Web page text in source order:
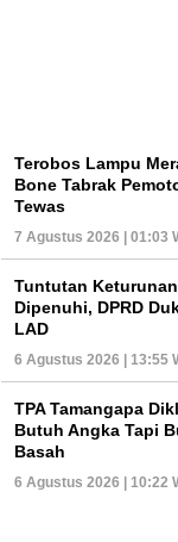
Terobos Lampu
Bone Tabrak
Tewas
7 Agustus 2026 | 01:03
Tuntutan
Dipenuhi, DPRD
LAD
6 Agustus 2026 | 13:55
TPA Tamangapa
Butuh Angka Tapi
Basah
6 Agustus 2026 | 10:22